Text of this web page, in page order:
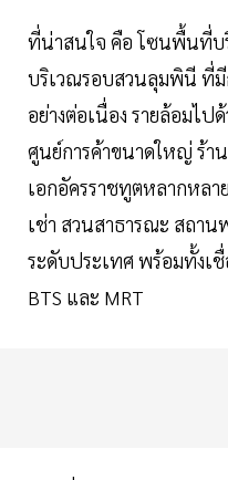
ที่น่าสนใจ คือ โซนพื้นที่บ
บริเวณรอบสวนลุมพินี ที่
อย่างต่อเนื่อง รายล้อมไป
ศูนย์การค้าขนาดใหญ่ ร้า
เอกอัครราชทูตหลากหลา
เช่า สวนสาธารณะ สถา
ระดับประเทศ พร้อมทั้งเ
BTS และ MRT